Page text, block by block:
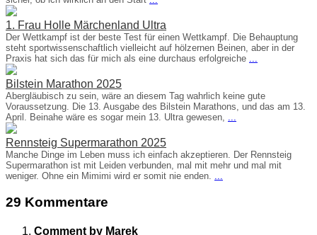
1. Frau Holle Märchenland Ultra
Der Wettkampf ist der beste Test für einen Wettkampf. Die Behauptung
steht sportwissenschaftlich vielleicht auf hölzernen Beinen, aber in der
Praxis hat sich das für mich als eine durchaus erfolgreiche ...
Bilstein Marathon 2025
Abergläubisch zu sein, wäre an diesem Tag wahrlich keine gute
Voraussetzung. Die 13. Ausgabe des Bilstein Marathons, und das am 13.
April. Beinahe wäre es sogar mein 13. Ultra gewesen, ...
Rennsteig Supermarathon 2025
Manche Dinge im Leben muss ich einfach akzeptieren. Der Rennsteig
Supermarathon ist mit Leiden verbunden, mal mit mehr und mal mit
weniger. Ohne ein Mimimi wird er somit nie enden. ...
29 Kommentare
Comment by Marek